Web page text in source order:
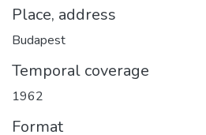
Place, address
Budapest
Temporal coverage
1962
Format